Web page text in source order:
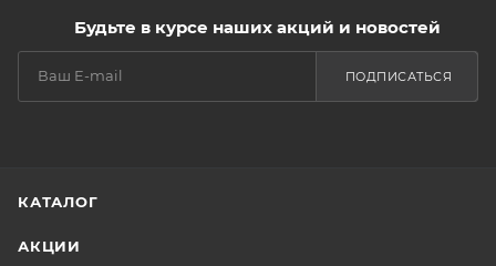
Будьте в курсе наших акций и новостей
ПОДПИСАТЬСЯ
КАТАЛОГ
АКЦИИ